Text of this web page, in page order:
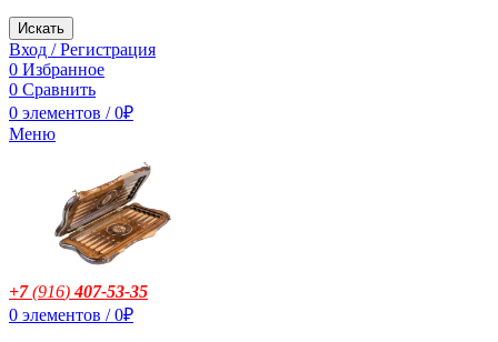
Искать
Вход / Регистрация
0 Избранное
0 Сравнить
0 элементов / 0₽
Меню
+7(916)407-53-35
0 элементов / 0₽